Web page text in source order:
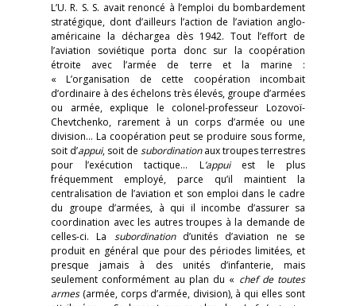
L’U. R. S. S. avait renoncé à l’emploi du bombardement
stratégique, dont d’ailleurs l’action de l’aviation anglo-
américaine la déchargea dès 1942. Tout l’effort de
l’aviation soviétique porta donc sur la coopération
étroite avec l’armée de terre et la marine :
« L’organisation de cette coopération incombait
d’ordinaire à des échelons très élevés, groupe d’armées
ou armée, explique le colonel-professeur Lozovoï-
Chevtchenko, rarement à un corps d’armée ou une
division… La coopération peut se produire sous forme,
soit d’appui, soit de subordinationaux troupes terrestres
pour l’exécution tactique… L’appui est le plus
fréquemment employé, parce qu’il maintient la
centralisation de l’aviation et son emploi dans le cadre
du groupe d’armées, à qui il incombe d’assurer sa
coordination avec les autres troupes à la demande de
celles-ci. La subordination d’unités d’aviation ne se
produit en général que pour des périodes limitées, et
presque jamais à des unités d’infanterie, mais
seulement conformément au plan du « chef de toutes
armes (armée, corps d’armée, division), à qui elles sont